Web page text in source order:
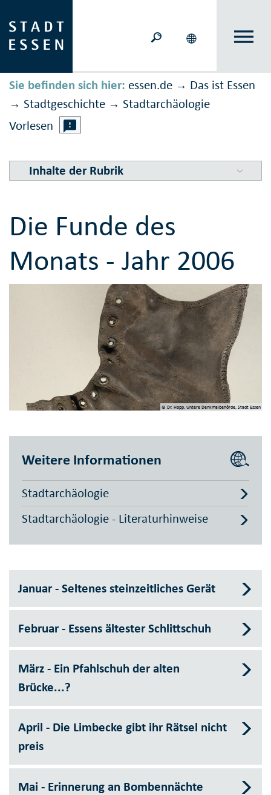
Sie befinden sich hier: essen.de → Das ist Essen
→ Stadtgeschichte → Stadt­ar­chä­o­logie
Vorlesen
Inhalte der Rubrik
Die Funde des
Monats - Jahr 2006
© Dr. Hopp, Untere Denkmalbehörde, Stadt Essen
Weitere Informationen
Stadtarchäologie
Stadtarchäologie - Literaturhinweise
Januar - Seltenes steinzeitliches Gerät
Februar - Essens ältester Schlittschuh
März - Ein Pfahlschuh der alten
Brücke...?
April - Die Limbecke gibt ihr Rätsel nicht
preis
Mai - Erinnerung an Bombennächte